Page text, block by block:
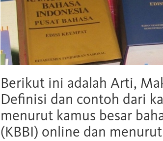
Berikut ini adalah Arti,
Definisi dan contoh dari
menurut kamus besar
(KBBI) online dan